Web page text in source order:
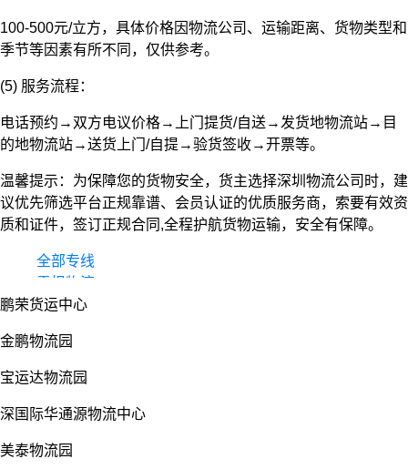
100-500元/立方，具体价格因物流公司、运输距离、货物类型和
季节等因素有所不同，仅供参考。
(5) 服务流程：
电话预约→双方电议价格→上门提货/自送→发货地物流站→目
的地物流站→送货上门/自提→验货签收→开票等。
温馨提示：为保障您的货物安全，货主选择深圳物流公司时，建
议优先筛选平台正规靠谱、会员认证的优质服务商，索要有效资
质和证件，签订正规合同,全程护航货物运输，安全有保障。
全部专线
零担物流
整车货运
鹏荣货运中心
金鹏物流园
宝运达物流园
深国际华通源物流中心
美泰物流园